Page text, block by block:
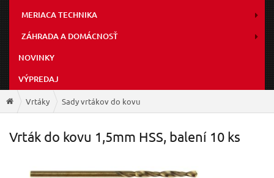
MERIACA TECHNIKA
ZÁHRADA A DOMÁCNOSŤ
NOVINKY
VÝPREDAJ
Vrtáky Sady vrtákov do kovu
Vrták do kovu 1,5mm HSS, balení 10 ks